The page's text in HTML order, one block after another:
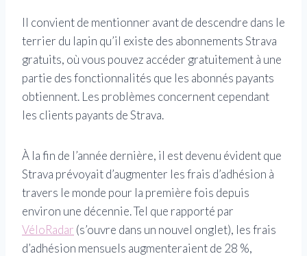
Il convient de mentionner avant de descendre dans le
terrier du lapin qu’il existe des abonnements Strava
gratuits, où vous pouvez accéder gratuitement à une
partie des fonctionnalités que les abonnés payants
obtiennent. Les problèmes concernent cependant
les clients payants de Strava.
À la fin de l’année dernière, il est devenu évident que
Strava prévoyait d’augmenter les frais d’adhésion à
travers le monde pour la première fois depuis
environ une décennie. Tel que rapporté par
VéloRadar (s’ouvre dans un nouvel onglet), les frais
d’adhésion mensuels augmenteraient de 28 %,